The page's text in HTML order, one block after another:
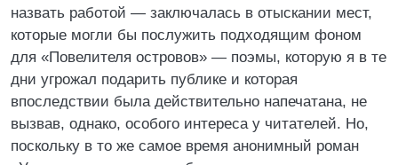
назвать работой — заключалась в отыскании мест,
которые могли бы послужить подходящим фоном
для «Повелителя островов» — поэмы, которую я в те
дни угрожал подарить публике и которая
впоследствии была действительно напечатана, не
вызвав, однако, особого интереса у читателей. Но,
поскольку в то же самое время анонимный роман